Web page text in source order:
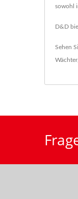
sowohl
D&D
Sehen
Wächter,